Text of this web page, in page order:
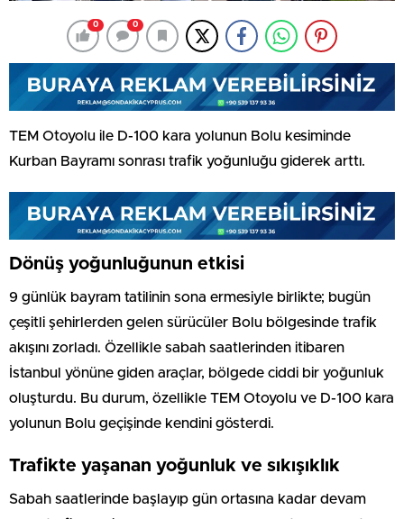
0 0
TEM Otoyolu ile D-100 kara yolunun Bolu kesiminde
Kurban Bayramı sonrası trafik yoğunluğu giderek arttı.
Dönüş yoğunluğunun etkisi
9 günlük bayram tatilinin sona ermesiyle birlikte; bugün
çeşitli şehirlerden gelen sürücüler Bolu bölgesinde trafik
akışını zorladı. Özellikle sabah saatlerinden itibaren
İstanbul yönüne giden araçlar, bölgede ciddi bir yoğunluk
oluşturdu. Bu durum, özellikle TEM Otoyolu ve D-100 kara
yolunun Bolu geçişinde kendini gösterdi.
Trafikte yaşanan yoğunluk ve sıkışıklık
Sabah saatlerinde başlayıp gün ortasına kadar devam